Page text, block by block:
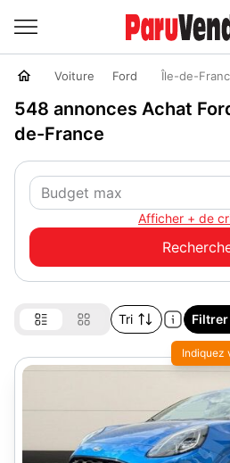
Voiture Ford Île-de-
548 annonces Achat
de-France
Afficher + de
Tri